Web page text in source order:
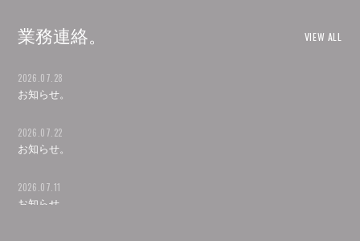
業務連絡。 VIEW ALL
2026.07.28
お知らせ。
2026.07.22
お知らせ。
2026.07.11
お知らせ。